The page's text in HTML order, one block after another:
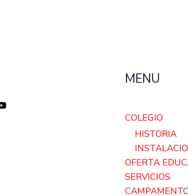
MENU
COLEGIO
HISTORIA
OFERTA
SERVICIOS